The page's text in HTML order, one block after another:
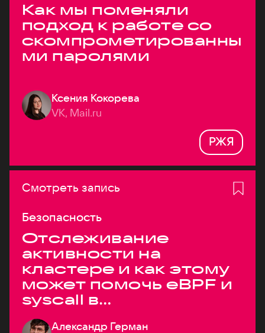
Как мы поменяли
подход к работе со
скомпрометированны
ми паролями
Ксения Кокорева
VK, Mail.ru
РЖЯ
Смотреть запись
Безопасность
Отслеживание
активности на
кластере и как этому
может помочь eBPF и
syscall в
высоконагруженных
Александр Герман